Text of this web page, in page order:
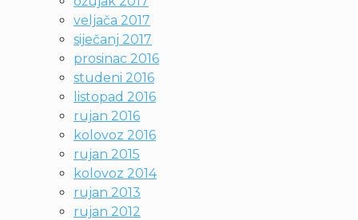
veljača 2017
siječanj 2017
prosinac 2016
studeni 2016
listopad 2016
rujan 2016
kolovoz 2016
rujan 2015
kolovoz 2014
rujan 2013
rujan 2012